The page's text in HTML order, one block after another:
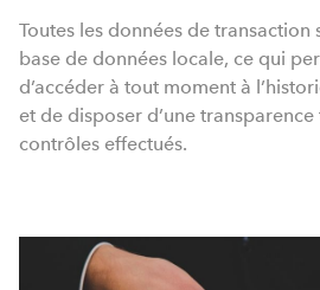
Toutes les données de transaction
base de données locale, ce qui
d’accéder à tout moment à
et de disposer d’une
contrôles effectués.